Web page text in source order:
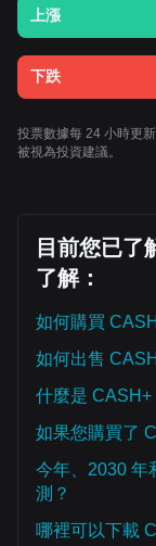
上漲
下跌
投票數據每 24 小時更
被視為投資建議。
目前您已了
了解：
如何購買
如何出售
什麼是 CASH+
如果您購買了
今年、2030 年
測？
哪裡可以下載